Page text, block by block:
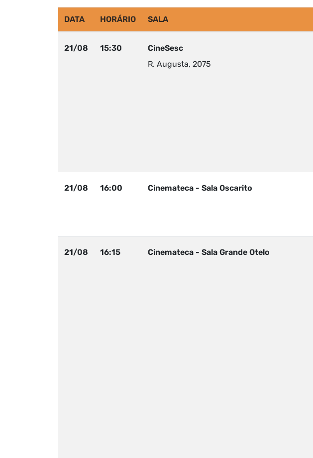
DATA HORÁRIO SALA
21/08 15:30
CineSesc
R. Augusta, 2075
21/08 16:00 Cinemateca - Sala Oscarito
21/08 16:15 Cinemateca - Sala Grande Otelo